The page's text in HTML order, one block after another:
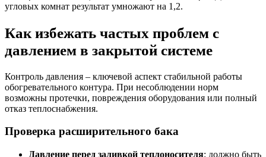
угловых комнат результат умножают на 1,2.
Как избежать частых проблем с
давлением в закрытой системе
Контроль давления – ключевой аспект стабильной работы
обогревательного контура. При несоблюдении норм
возможны протечки, повреждения оборудования или полный
отказ теплоснабжения.
Проверка расширительного бака
Давление перед заливкой теплоносителя: должно быть